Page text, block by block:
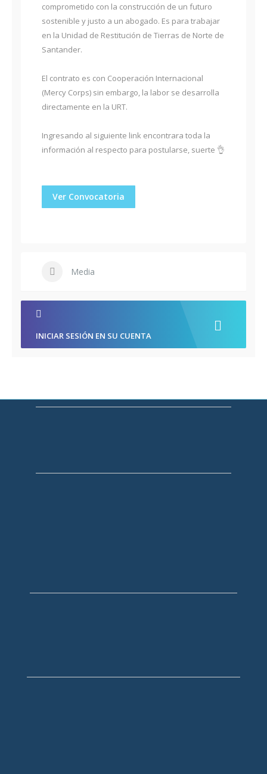
comprometido con la construcción de un futuro
sostenible y justo a un abogado. Es para trabajar
en la Unidad de Restitución de Tierras de Norte de
Santander.
El contrato es con Cooperación Internacional
(Mercy Corps) sin embargo, la labor se desarrolla
directamente en la URT.
Ingresando al siguiente link encontrara toda la
información al respecto para postularse, suerte 👌
Ver Convocatoria
Media
INICIAR SESIÓN EN SU CUENTA